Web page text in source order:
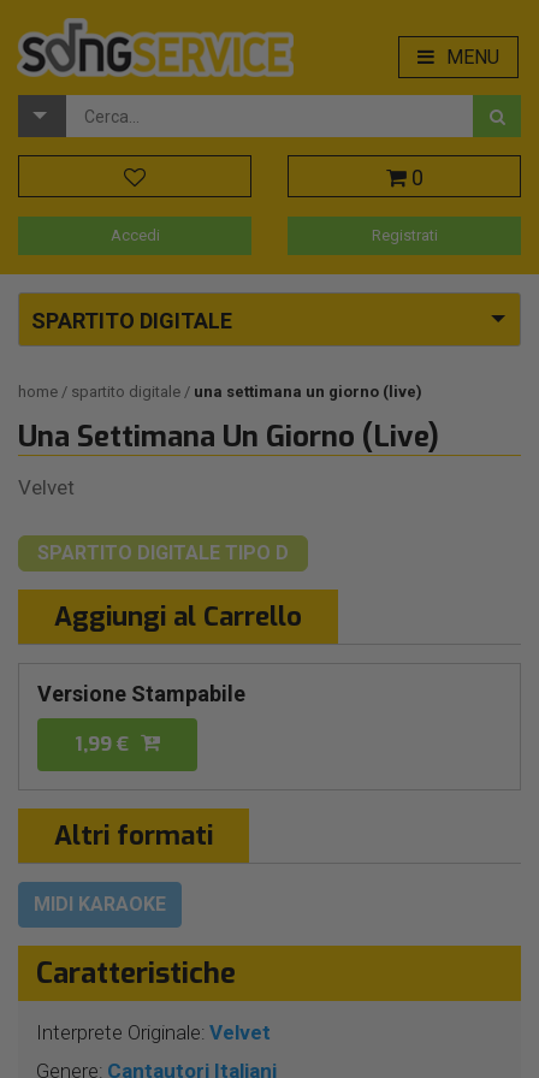
MENU
0
Accedi Registrati
SPARTITO DIGITALE
home spartito digitale una settimana un giorno (live)
Una Settimana Un Giorno (Live)
Velvet
SPARTITO DIGITALE TIPO D
Aggiungi al Carrello
Versione Stampabile
1,99 €
Altri formati
MIDI KARAOKE
Caratteristiche
Interprete Originale: Velvet
Genere: Cantautori Italiani